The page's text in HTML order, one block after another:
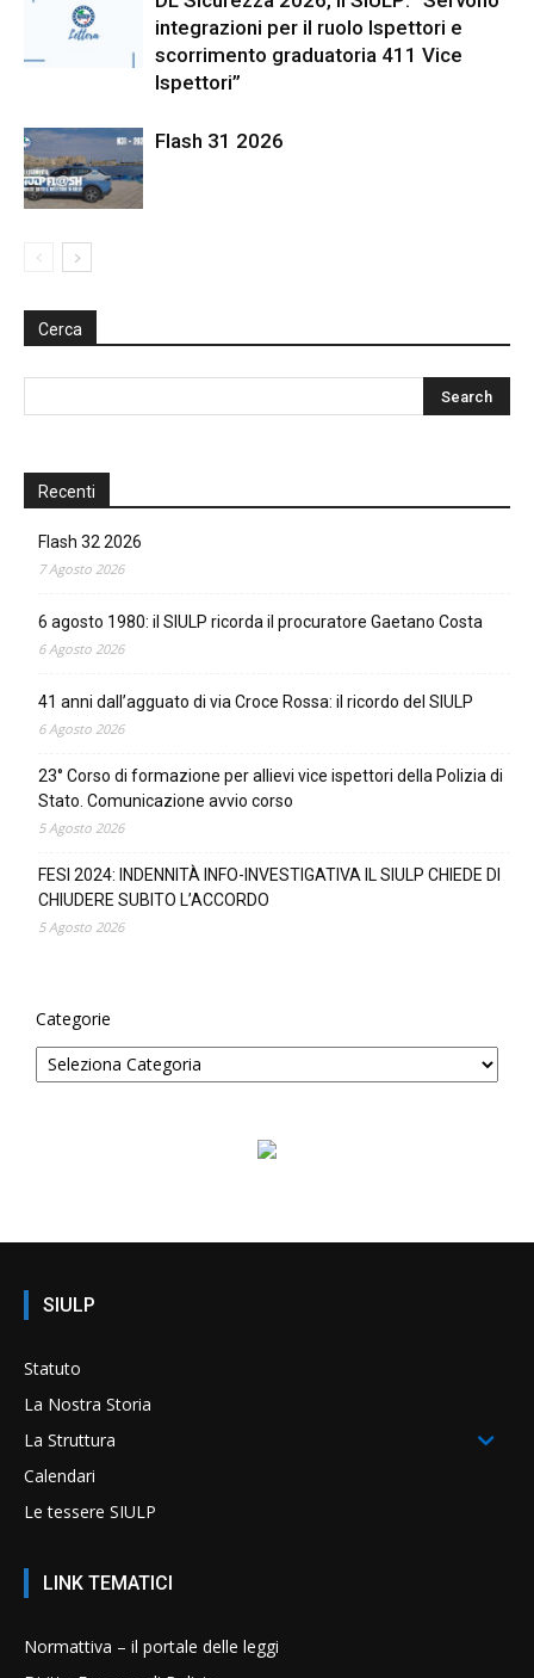
integrazioni per il ruolo Ispettori e
scorrimento graduatoria 411 Vice
Ispettori”
Flash 31 2026
Cerca
Recenti
Flash 32 2026
7 Agosto 2026
6 agosto 1980: il SIULP ricorda il procuratore Gaetano Costa
6 Agosto 2026
41 anni dall’agguato di via Croce Rossa: il ricordo del SIULP
6 Agosto 2026
23° Corso di formazione per allievi vice ispettori della Polizia di
Stato. Comunicazione avvio corso
5 Agosto 2026
FESI 2024: INDENNITÀ INFO-INVESTIGATIVA IL SIULP CHIEDE DI
CHIUDERE SUBITO L’ACCORDO
5 Agosto 2026
Categorie
SIULP
Statuto
La Nostra Storia
La Struttura
Calendari
Le tessere SIULP
LINK TEMATICI
Normattiva – il portale delle leggi